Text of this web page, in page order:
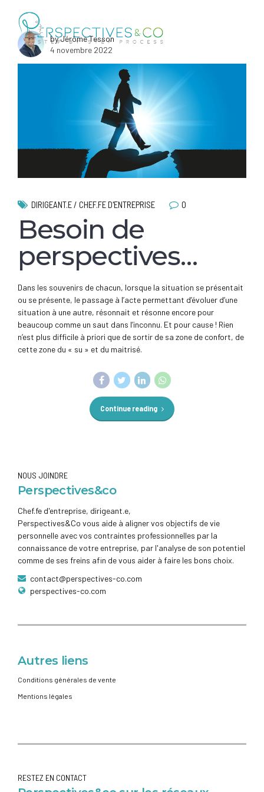
by Jérôme Tesson
4 novembre 2022
DIRIGEANT.E / CHEF.FE D'ENTREPRISE 0
Besoin de
perspectives…
Dans les souvenirs de chacun, lorsque la situation se présentait
ou se présente, le passage à l’acte permettant d’évoluer d’une
situation à une autre, résonnait et résonne encore pour
beaucoup comme un saut dans l’inconnu. Et pour cause ! Rien
n’est plus difficile à priori que de sortir de sa zone de confort, de
cette zone du « su » et du maitrisé.
Continue reading
NOUS JOINDRE
Perspectives&co
Chef.fe d'entreprise, dirigeant.e,
Perspectives&Co vous aide à aligner vos objectifs de vie
personnelle avec vos contraintes professionnelles par la
connaissance de votre entreprise, par l'analyse de son potentiel
comme de ses freins afin de vous aider à faire les bons choix.
contact@perspectives-co.com
perspectives-co.com
Autres liens
Conditions générales de vente
Mentions légales
RESTEZ EN CONTACT